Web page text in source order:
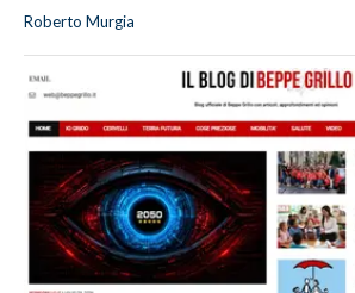
Roberto Murgia